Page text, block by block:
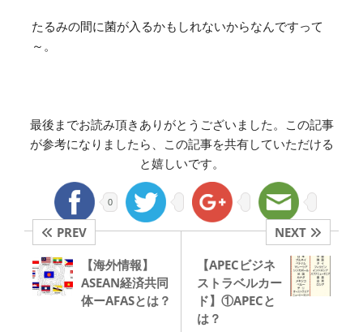
たるみの間に菌が入るかもしれないからなんですって
～。
最後までお読み頂きありがとうございました。この記事
が参考になりましたら、この記事を共有していただける
と嬉しいです。
0
PREV
【海外情報】
ASEAN経済共同
体ーAFASとは？
NEXT
【APECビジネ
ストラベルカー
ド】①APECと
は？